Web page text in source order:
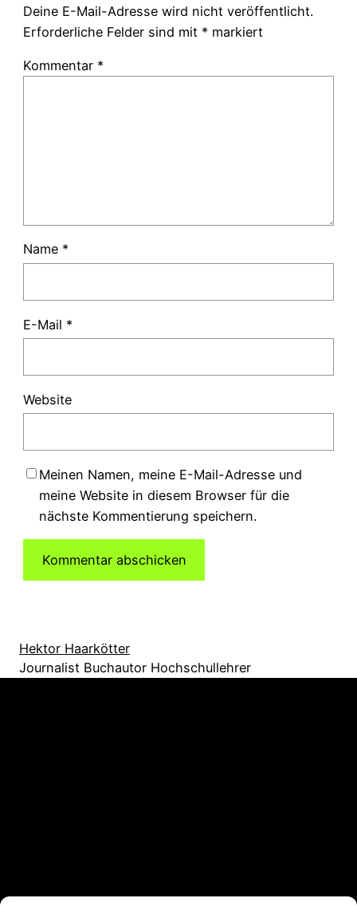
Deine E-Mail-Adresse wird nicht veröffentlicht.
Erforderliche Felder sind mit * markiert
Kommentar *
Name *
E-Mail *
Website
Meinen Namen, meine E-Mail-Adresse und
meine Website in diesem Browser für die
nächste Kommentierung speichern.
Hektor Haarkötter
Journalist Buchautor Hochschullehrer